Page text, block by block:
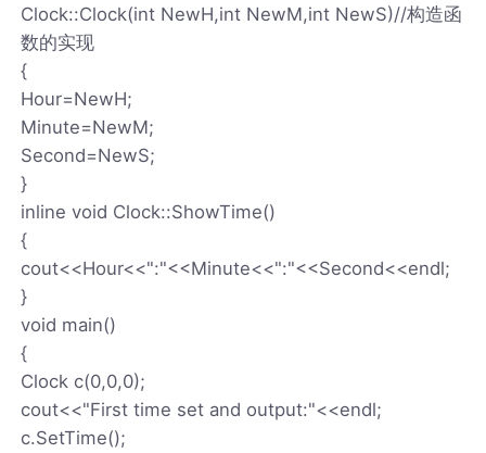
Clock::Clock(int NewH,int NewM,int NewS)//构造函
数的实现
{
Hour=NewH;
Minute=NewM;
Second=NewS;
}
inline void Clock::ShowTime()
{
cout<<Hour<<":"<<Minute<<":"<<Second<<endl;
}
void main()
{
Clock c(0,0,0);
cout<<"First time set and output:"<<endl;
c.SetTime();